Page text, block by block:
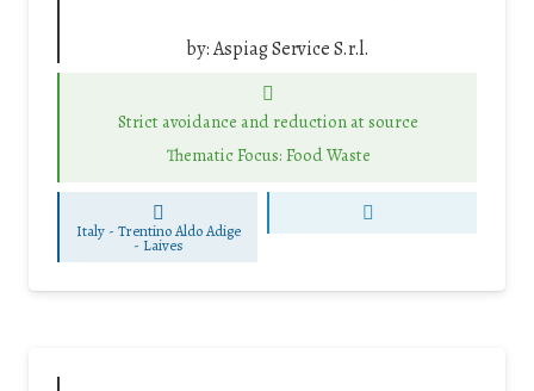
by:Aspiag Service S.r.l.
Strict avoidance and reduction at source
Thematic Focus: Food Waste
Italy - Trentino Aldo Adige
- Laives